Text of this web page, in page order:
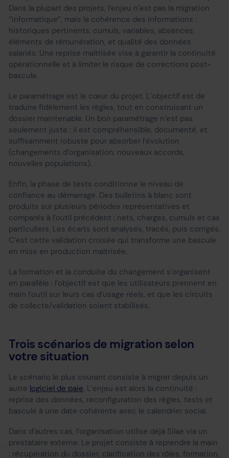
Dans la plupart des projets, l’enjeu n’est pas la migration
“informatique”, mais la cohérence des informations :
historiques pertinents, cumuls, variables, absences,
éléments de rémunération, et qualité des données
salariés. Une reprise maîtrisée vise à garantir la continuité
opérationnelle et à limiter le risque de corrections post-
bascule.
Le paramétrage est le cœur du projet. L’objectif est de
traduire fidèlement les règles, tout en construisant un
dossier maintenable. Un bon paramétrage n’est pas
seulement juste : il est compréhensible, documenté, et
suffisamment robuste pour absorber l’évolution
(changements d’organisation, nouveaux accords,
nouvelles populations).
Enfin, la phase de tests conditionne le niveau de
confiance au démarrage. Des bulletins à blanc sont
produits sur plusieurs périodes représentatives et
comparés à l’outil précédent : nets, charges, cumuls et cas
particuliers. Les écarts sont analysés, tracés, puis corrigés.
C’est cette validation croisée qui transforme une bascule
en mise en production maîtrisée.
La formation et la conduite du changement s’organisent
en parallèle : l’objectif est que les utilisateurs prennent en
main l’outil sur leurs cas d’usage réels, et que les circuits
de collecte/validation soient stabilisés.
Trois scénarios de migration selon
votre situation
Le scénario le plus courant consiste à migrer depuis un
autre logiciel de paie. L’enjeu est alors la continuité :
reprise des données, reconfiguration des règles, tests et
bascule à une date cohérente avec le calendrier social.
Dans d’autres cas, l’organisation utilise déjà Silae via un
prestataire externe. Le projet consiste à reprendre la main
: récupération du dossier, clarification des rôles, formation,